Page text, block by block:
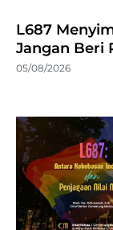
L687
Jangan Beri
05/08/2026